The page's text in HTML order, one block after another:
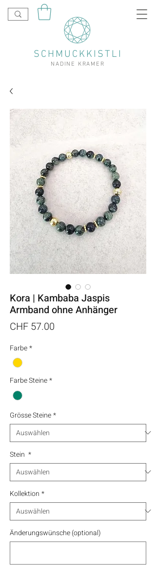
SCHMUCKKISTLI
NADINE KRAMER
Kora | Kambaba Jaspis
Armband ohne Anhänger
CHF 57.00
Farbe*
Farbe Steine*
Grösse Steine*
Stein *
Kollektion *
Änderungswünsche (optional)